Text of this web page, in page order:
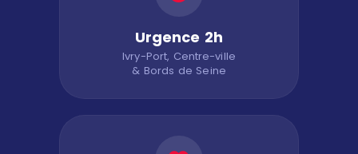
Urgence 2h
Ivry-Port, Centre-ville
& Bords de Seine